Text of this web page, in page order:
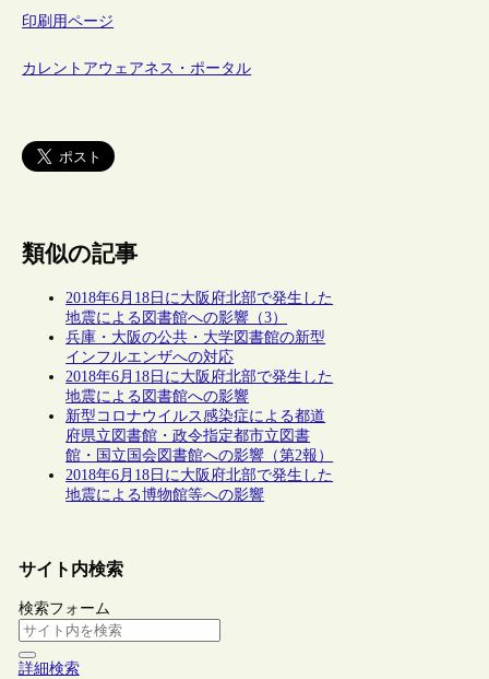
印刷用ページ
カレントアウェアネス・ポータル
類似の記事
2018年6月18日に大阪府北部で発生した
地震による図書館への影響（3）
兵庫・大阪の公共・大学図書館の新型
インフルエンザへの対応
2018年6月18日に大阪府北部で発生した
地震による図書館への影響
新型コロナウイルス感染症による都道
府県立図書館・政令指定都市立図書
館・国立国会図書館への影響（第2報）
2018年6月18日に大阪府北部で発生した
地震による博物館等への影響
サイト内検索
検索フォーム
詳細検索